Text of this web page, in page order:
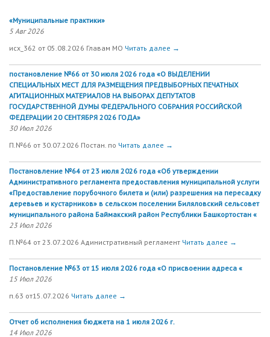
«Муниципальные практики»
5 Авг 2026
исх_362 от 05.08.2026 Главам МО Читать далее →
постановление №66 от 30 июля 2026 года «О ВЫДЕЛЕНИИ
СПЕЦИАЛЬНЫХ МЕСТ ДЛЯ РАЗМЕЩЕНИЯ ПРЕДВЫБОРНЫХ ПЕЧАТНЫХ
АГИТАЦИОННЫХ МАТЕРИАЛОВ НА ВЫБОРАХ ДЕПУТАТОВ
ГОСУДАРСТВЕННОЙ ДУМЫ ФЕДЕРАЛЬНОГО СОБРАНИЯ РОССИЙСКОЙ
ФЕДЕРАЦИИ 20 СЕНТЯБРЯ 2026 ГОДА»
30 Июл 2026
П.№66 от 30.07.2026 Постан. по Читать далее →
Постановление №64 от 23 июля 2026 года «Об утверждении
Административного регламента предоставления муниципальной услуги
«Предоставление порубочного билета и (или) разрешения на пересадку
деревьев и кустарников» в сельском поселении Биляловский сельсовет
муниципального района Баймакский район Республики Башкортостан «
23 Июл 2026
П.№64 от 23.07.2026 Адинистративный регламент Читать далее →
Постановление №63 от 15 июля 2026 года «О присвоении адреса «
15 Июл 2026
п.63 от15.07.2026 Читать далее →
Отчет об исполнения бюджета на 1 июля 2026 г.
14 Июл 2026